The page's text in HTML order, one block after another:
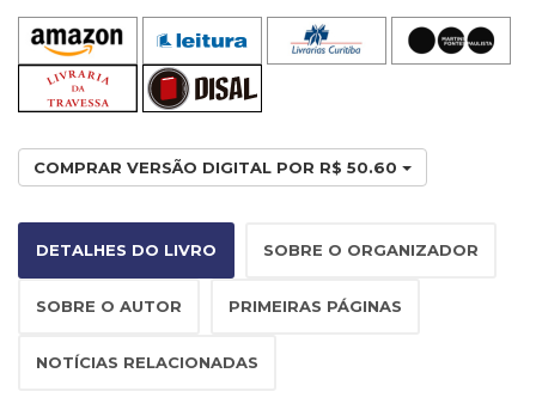
Televisão
(22)
Temas
africanos
(30)
Terapia
Ocupacional
Treinamento
e
RH
(65)
(1)
COMPRAR VERSÃO DIGITAL POR R$ 50.60
DETALHES DO LIVRO SOBRE O ORGANIZADOR
SOBRE O AUTOR PRIMEIRAS PÁGINAS
NOTÍCIAS RELACIONADAS